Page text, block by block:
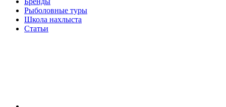
Рыболовные туры
Школа нахлыста
Статьи